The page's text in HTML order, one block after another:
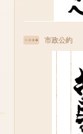
市政公約